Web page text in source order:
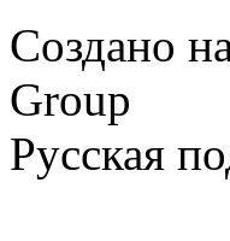
Создано
Group
Русская